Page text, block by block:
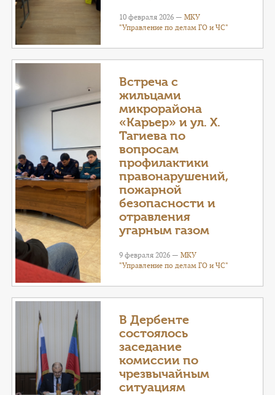
10 февраля 2026 —МКУ
"Управление по делам ГО и ЧС"
Встреча с
жильцами
микрорайона
«Карьер» и ул. Х.
Тагиева по
вопросам
профилактики
правонарушений,
пожарной
безопасности и
отравления
угарным газом
9 февраля 2026 —МКУ
"Управление по делам ГО и ЧС"
В Дербенте
состоялось
заседание
комиссии по
чрезвычайным
ситуациям